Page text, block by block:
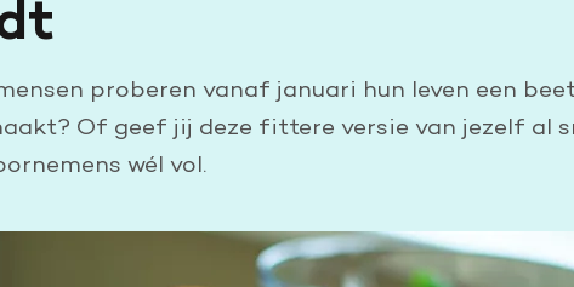
proberen vanaf januari hun leven een
Of geef jij deze fittere versie van jezelf al
wél vol.